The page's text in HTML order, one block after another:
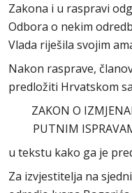
Zakona i u raspravi
Odbora o nekim
Vlada riješila svojim
Nakon rasprave,
predložiti Hrvatskom
ZAKON O
PUTNIM
u tekstu kako ga je
Za izvjestitelja na